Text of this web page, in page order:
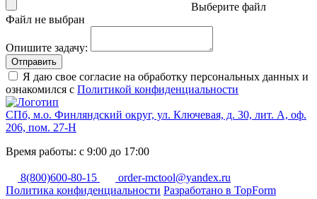
Выберите файл
Файл не выбран
Опишите задачу:
Отправить
Я даю свое согласие на обработку персональных данных и
ознакомился с Политикой конфиденциальности
СПб, м.о. Финляндский округ, ул. Ключевая, д. 30, лит. А, оф.
206, пом. 27-Н
Время работы: с 9:00 до 17:00
8(800)600-80-15
order-mctool@yandex.ru
Политика конфиденциальности Разработано в TopForm